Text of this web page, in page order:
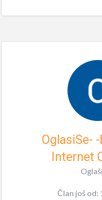
OglasiSe-
Internet
Član još od: